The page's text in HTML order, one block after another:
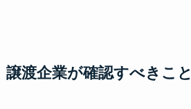
譲渡企業が確認すべきこと